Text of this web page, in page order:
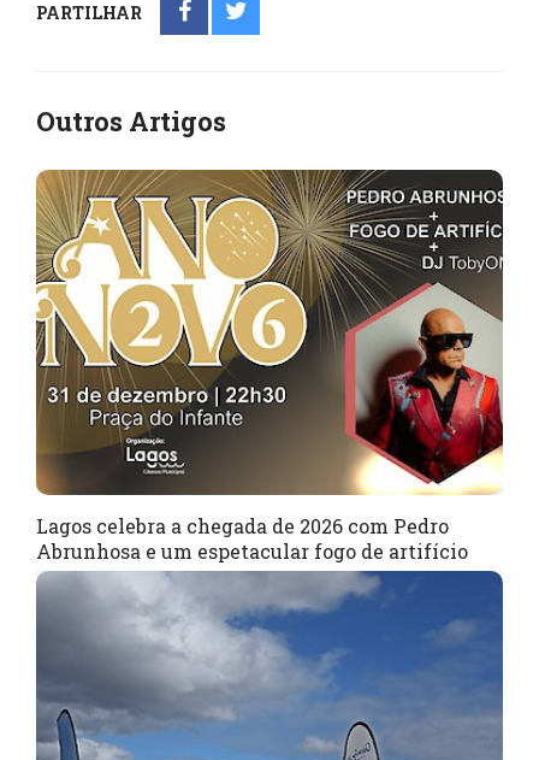
PARTILHAR
Outros Artigos
Lagos celebra a chegada de 2026 com Pedro
Abrunhosa e um espetacular fogo de artifício